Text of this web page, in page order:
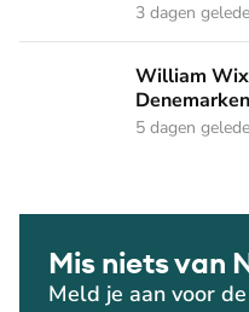
3 dagen
William Wixley gaat
William
5 dagen
Mis niets van
Meld je aan voor